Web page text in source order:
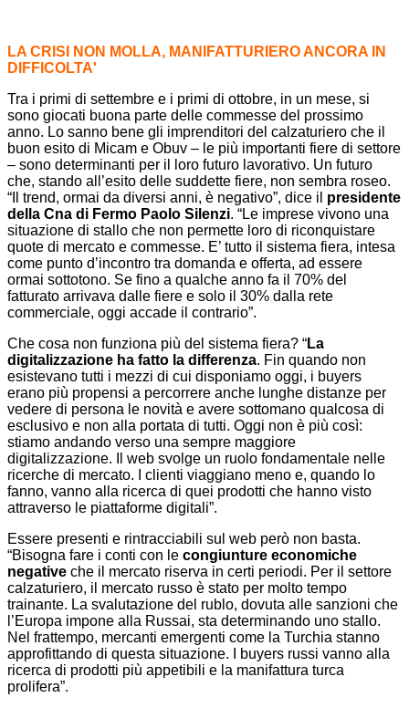
LA CRISI NON MOLLA, MANIFATTURIERO ANCORA IN
DIFFICOLTA'
Tra i primi di settembre e i primi di ottobre, in un mese, si
sono giocati buona parte delle commesse del prossimo
anno. Lo sanno bene gli imprenditori del calzaturiero che il
buon esito di Micam e Obuv – le più importanti fiere di settore
– sono determinanti per il loro futuro lavorativo. Un futuro
che, stando all’esito delle suddette fiere, non sembra roseo.
“Il trend, ormai da diversi anni, è negativo”, dice il presidente
della Cna di Fermo Paolo Silenzi. “Le imprese vivono una
situazione di stallo che non permette loro di riconquistare
quote di mercato e commesse. E’ tutto il sistema fiera, intesa
come punto d’incontro tra domanda e offerta, ad essere
ormai sottotono. Se fino a qualche anno fa il 70% del
fatturato arrivava dalle fiere e solo il 30% dalla rete
commerciale, oggi accade il contrario”.
Che cosa non funziona più del sistema fiera? “La
digitalizzazione ha fatto la differenza. Fin quando non
esistevano tutti i mezzi di cui disponiamo oggi, i buyers
erano più propensi a percorrere anche lunghe distanze per
vedere di persona le novità e avere sottomano qualcosa di
esclusivo e non alla portata di tutti. Oggi non è più così:
stiamo andando verso una sempre maggiore
digitalizzazione. Il web svolge un ruolo fondamentale nelle
ricerche di mercato. I clienti viaggiano meno e, quando lo
fanno, vanno alla ricerca di quei prodotti che hanno visto
attraverso le piattaforme digitali”.
Essere presenti e rintracciabili sul web però non basta.
“Bisogna fare i conti con le congiunture economiche
negative che il mercato riserva in certi periodi. Per il settore
calzaturiero, il mercato russo è stato per molto tempo
trainante. La svalutazione del rublo, dovuta alle sanzioni che
l’Europa impone alla Russai, sta determinando uno stallo.
Nel frattempo, mercanti emergenti come la Turchia stanno
approfittando di questa situazione. I buyers russi vanno alla
ricerca di prodotti più appetibili e la manifattura turca
prolifera”.